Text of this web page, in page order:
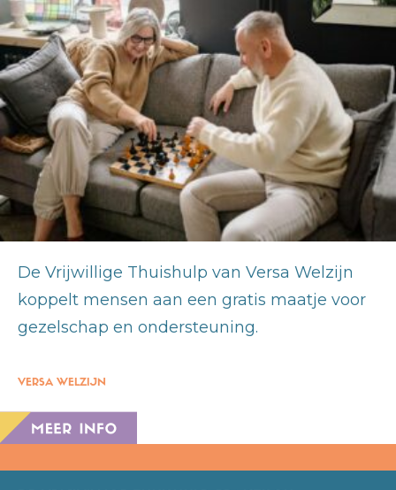
De Vrijwillige Thuishulp van Versa Welzijn
koppelt mensen aan een gratis maatje voor
gezelschap en ondersteuning.
VERSA WELZIJN